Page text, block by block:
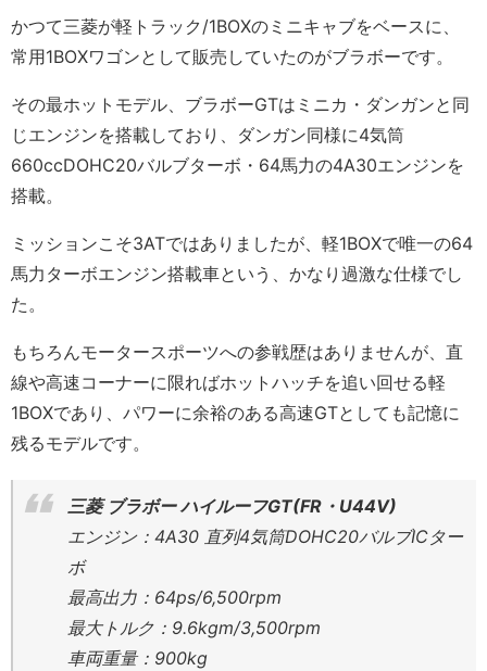
かつて三菱が軽トラック/1BOXのミニキャブをベースに、
常用1BOXワゴンとして販売していたのがブラボーです。
その最ホットモデル、ブラボーGTはミニカ・ダンガンと同
じエンジンを搭載しており、ダンガン同様に4気筒
660ccDOHC20バルブターボ・64馬力の4A30エンジンを
搭載。
ミッションこそ3ATではありましたが、軽1BOXで唯一の64
馬力ターボエンジン搭載車という、かなり過激な仕様でし
た。
もちろんモータースポーツへの参戦歴はありませんが、直
線や高速コーナーに限ればホットハッチを追い回せる軽
1BOXであり、パワーに余裕のある高速GTとしても記憶に
残るモデルです。
三菱 ブラボー ハイルーフGT(FR・U44V)
エンジン：4A30 直列4気筒DOHC20バルブICター
ボ
最高出力：64ps/6,500rpm
最大トルク：9.6kgm/3,500rpm
車両重量：900kg